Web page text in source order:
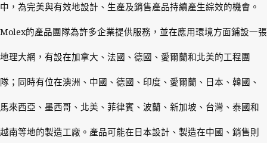
中，為完美與有效地設計、生產及銷售產品持續產生綜效的機會。
Molex的產品團隊為許多企業提供服務，並在應用環境方面鋪設一張
地理大網，有設在加拿大、法國、德國、愛爾蘭和北美的工程團
隊；同時有位在澳洲、中國、德國、印度、愛爾蘭、日本、韓國、
馬來西亞、墨西哥、北美、菲律賓、波蘭、新加坡、台灣、泰國和
越南等地的製造工廠。產品可能在日本設計、製造在中國、銷售則